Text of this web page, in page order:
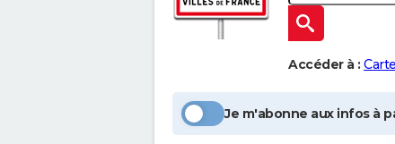
Accéder à :
Je m'abonne aux infos à